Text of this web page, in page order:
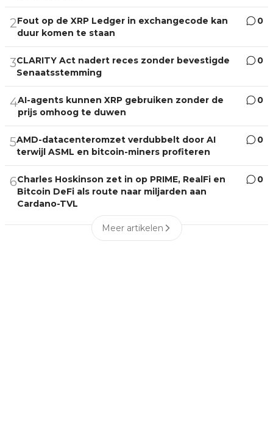
2Fout op de XRP Ledger in exchangecode kan
duur komen te staan
0
3CLARITY Act nadert reces zonder bevestigde
Senaatsstemming
0
4AI-agents kunnen XRP gebruiken zonder de
prijs omhoog te duwen
0
5AMD-datacenteromzet verdubbelt door AI
terwijl ASML en bitcoin-miners profiteren
0
6Charles Hoskinson zet in op PRIME, RealFi en
Bitcoin DeFi als route naar miljarden aan
Cardano-TVL
0
Meer artikelen